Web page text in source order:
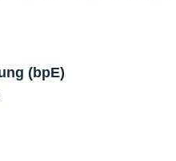
(bpE)